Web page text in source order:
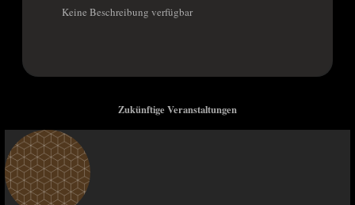
Keine Beschreibung verfügbar
Zukünftige Veranstaltungen